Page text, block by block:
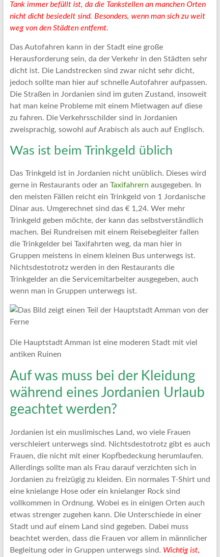
Tank immer befüllt ist, da die Tankstellen an manchen Orten
nicht dicht besiedelt sind. Besonders, wenn man sich zu weit
weg von den Städten entfernt.
Das Autofahren kann in der Stadt eine große
Herausforderung sein, da der Verkehr in den Städten sehr
dicht ist. Die Landstrecken sind zwar nicht sehr dicht,
jedoch sollte man hier auf schnelle Autofahrer aufpassen.
Die Straßen in Jordanien sind im guten Zustand, insoweit
hat man keine Probleme mit einem Mietwagen auf diese
zu fahren. Die Verkehrsschilder sind in Jordanien
zweisprachig, sowohl auf Arabisch als auch auf Englisch.
Was ist beim Trinkgeld üblich
Das Trinkgeld ist in Jordanien nicht unüblich. Dieses wird
gerne in Restaurants oder an Taxifahrern ausgegeben. In
den meisten Fällen reicht ein Trinkgeld von 1 Jordanische
Dinar aus. Umgerechnet sind das € 1,24. Wer mehr
Trinkgeld geben möchte, der kann das selbstverständlich
machen. Bei Rundreisen mit einem Reisebegleiter fallen
die Trinkgelder bei Taxifahrten weg, da man hier in
Gruppen meistens in einem kleinen Bus unterwegs ist.
Nichtsdestotrotz werden in den Restaurants die
Trinkgelder an die Servicemitarbeiter ausgegeben, auch
wenn man in Gruppen unterwegs ist.
Die Hauptstadt Amman ist eine moderen Stadt mit viel
antiken Ruinen
Auf was muss bei der Kleidung
während eines Jordanien Urlaub
geachtet werden?
Jordanien ist ein muslimisches Land, wo viele Frauen
verschleiert unterwegs sind. Nichtsdestotrotz gibt es auch
Frauen, die nicht mit einer Kopfbedeckung herumlaufen.
Allerdings sollte man als Frau darauf verzichten sich in
Jordanien zu freizügig zu kleiden. Ein normales T-Shirt und
eine knielange Hose oder ein knielanger Rock sind
vollkommen in Ordnung. Wobei es in einigen Orten auch
etwas strenger zugehen kann. Die Unterschiede in einer
Stadt und auf einem Land sind gegeben. Dabei muss
beachtet werden, dass die Frauen vor allem in männlicher
Begleitung oder in Gruppen unterwegs sind. Wichtig ist,